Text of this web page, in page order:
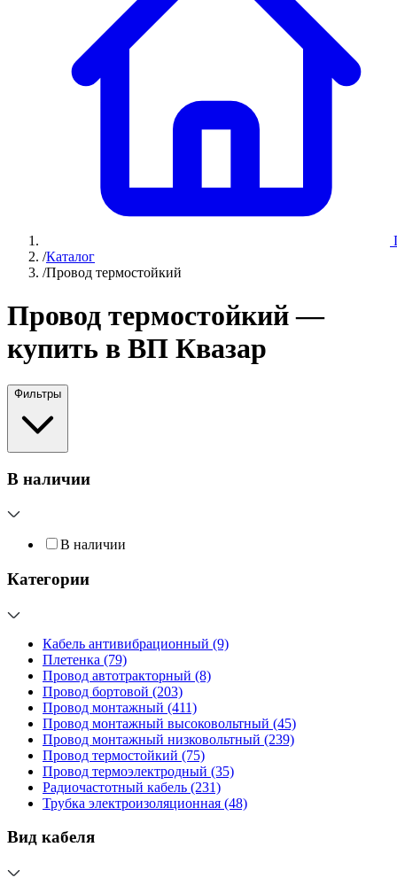
/Каталог
/Провод термостойкий
Провод термостойкий —
купить в ВП Квазар
Фильтры
В наличии
В наличии
Категории
Кабель антивибрационный (9)
Плетенка (79)
Провод автотракторный (8)
Провод бортовой (203)
Провод монтажный (411)
Провод монтажный высоковольтный (45)
Провод монтажный низковольтный (239)
Провод термостойкий (75)
Провод термоэлектродный (35)
Радиочастотный кабель (231)
Трубка электроизоляционная (48)
Вид кабеля